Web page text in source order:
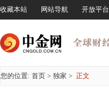
收藏本站 网站导航 开放平台
您的位置: 首页 > 独家 > 正文